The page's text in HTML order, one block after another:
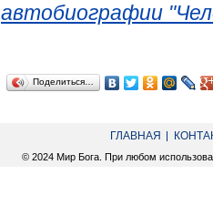
автобиографии
Поделиться…
ГЛАВНАЯ
© 2024 Мир Бога. При любом